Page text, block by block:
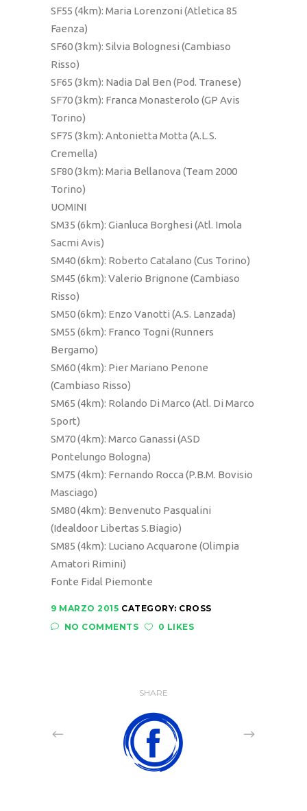
SF55 (4km): Maria Lorenzoni (Atletica 85
Faenza)
SF60 (3km): Silvia Bolognesi (Cambiaso
Risso)
SF65 (3km): Nadia Dal Ben (Pod. Tranese)
SF70 (3km): Franca Monasterolo (GP Avis
Torino)
SF75 (3km): Antonietta Motta (A.L.S.
Cremella)
SF80 (3km): Maria Bellanova (Team 2000
Torino)
UOMINI
SM35 (6km): Gianluca Borghesi (Atl. Imola
Sacmi Avis)
SM40 (6km): Roberto Catalano (Cus Torino)
SM45 (6km): Valerio Brignone (Cambiaso
Risso)
SM50 (6km): Enzo Vanotti (A.S. Lanzada)
SM55 (6km): Franco Togni (Runners
Bergamo)
SM60 (4km): Pier Mariano Penone
(Cambiaso Risso)
SM65 (4km): Rolando Di Marco (Atl. Di Marco
Sport)
SM70 (4km): Marco Ganassi (ASD
Pontelungo Bologna)
SM75 (4km): Fernando Rocca (P.B.M. Bovisio
Masciago)
SM80 (4km): Benvenuto Pasqualini
(Idealdoor Libertas S.Biagio)
SM85 (4km): Luciano Acquarone (Olimpia
Amatori Rimini)
Fonte Fidal Piemonte
9 MARZO 2015 CATEGORY: CROSS
NO COMMENTS
0 LIKES
SHARE